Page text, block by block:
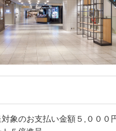
象のお支払い金額５,０００